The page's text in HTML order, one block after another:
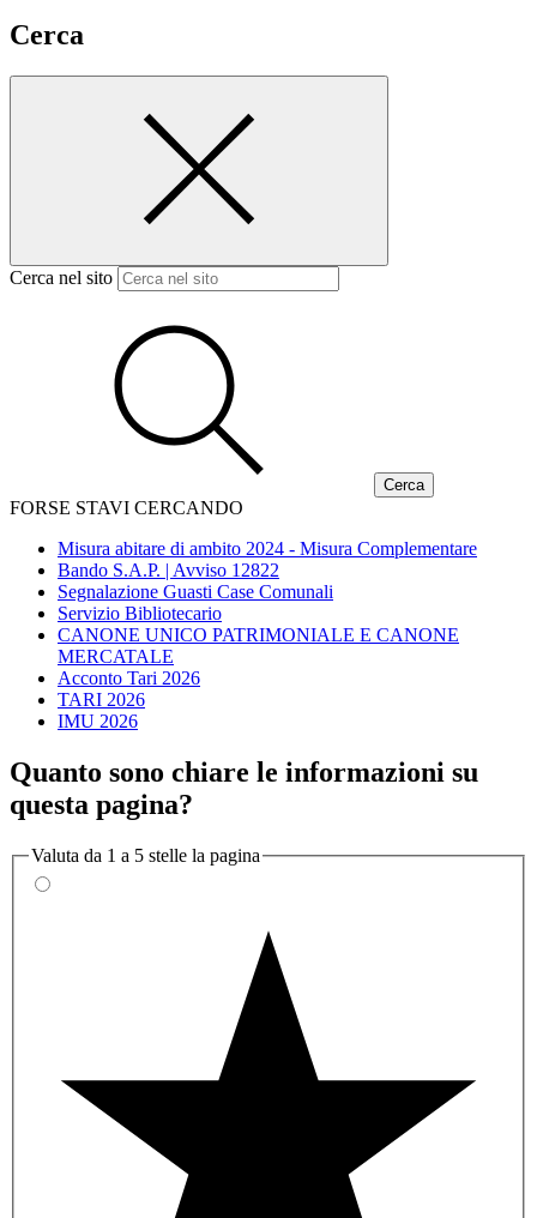
Cerca
Cerca nel sito
FORSE STAVI CERCANDO
Misura abitare di ambito 2024 - Misura Complementare
Bando S.A.P. | Avviso 12822
Segnalazione Guasti Case Comunali
Servizio Bibliotecario
CANONE UNICO PATRIMONIALE E CANONE
MERCATALE
Acconto Tari 2026
TARI 2026
IMU 2026
Quanto sono chiare le informazioni su
questa pagina?
Valuta da 1 a 5 stelle la pagina